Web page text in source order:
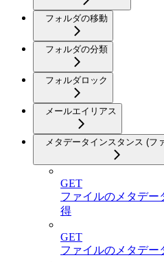
フォルダの移動
フォルダの分類
フォルダロック
メールエイリアス
メタデータインスタンス (フ
GET
ファイルのメタデー
得
GET
ファイルのメタデー